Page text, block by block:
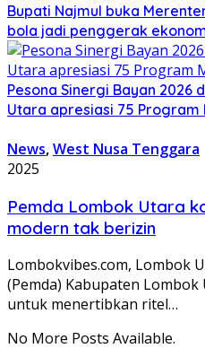
Bupati Najmul buka
bola jadi penggerak
Pesona Sinergi Bayan 2026
Utara apresiasi 75 Program
News,West Nusa Tenggara
2025
Pemda Lombok Utara
modern tak berizin
Lombokvibes.com, Lombok
(Pemda) Kabupaten
untuk menertibkan ritel…
No More Posts Available.